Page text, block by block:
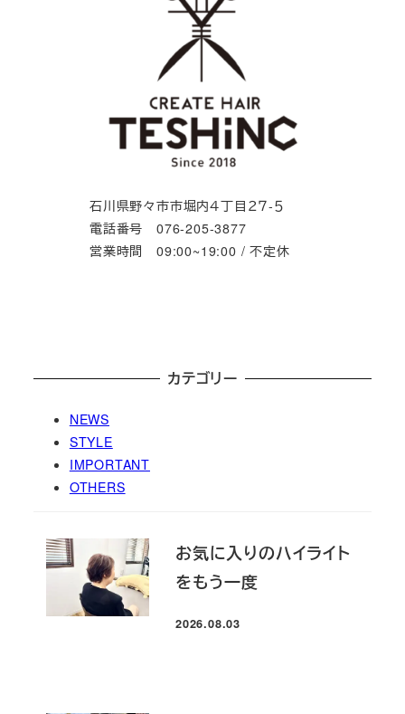
石川県野々市市堀内４丁目２７-５
電話番号 076-205-3877
営業時間 09:00~19:00 / 不定休
カテゴリー
NEWS
STYLE
IMPORTANT
OTHERS
お気に入りのハイライト
をもう一度
投稿日
2026.08.03